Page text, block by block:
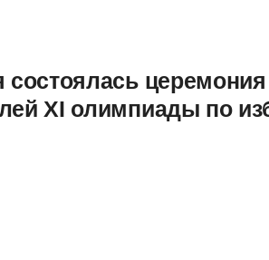
состоялась
XI олимпиады по